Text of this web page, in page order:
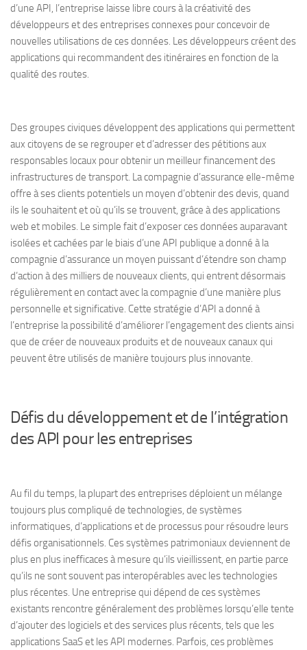
d’une API, l’entreprise laisse libre cours à la créativité des
développeurs et des entreprises connexes pour concevoir de
nouvelles utilisations de ces données. Les développeurs créent des
applications qui recommandent des itinéraires en fonction de la
qualité des routes.
Des groupes civiques développent des applications qui permettent
aux citoyens de se regrouper et d’adresser des pétitions aux
responsables locaux pour obtenir un meilleur financement des
infrastructures de transport. La compagnie d’assurance elle-même
offre à ses clients potentiels un moyen d’obtenir des devis, quand
ils le souhaitent et où qu’ils se trouvent, grâce à des applications
web et mobiles. Le simple fait d’exposer ces données auparavant
isolées et cachées par le biais d’une API publique a donné à la
compagnie d’assurance un moyen puissant d’étendre son champ
d’action à des milliers de nouveaux clients, qui entrent désormais
régulièrement en contact avec la compagnie d’une manière plus
personnelle et significative. Cette stratégie d’API a donné à
l’entreprise la possibilité d’améliorer l’engagement des clients ainsi
que de créer de nouveaux produits et de nouveaux canaux qui
peuvent être utilisés de manière toujours plus innovante.
Défis du développement et de l’intégration
des API pour les entreprises
Au fil du temps, la plupart des entreprises déploient un mélange
toujours plus compliqué de technologies, de systèmes
informatiques, d’applications et de processus pour résoudre leurs
défis organisationnels. Ces systèmes patrimoniaux deviennent de
plus en plus inefficaces à mesure qu’ils vieillissent, en partie parce
qu’ils ne sont souvent pas interopérables avec les technologies
plus récentes. Une entreprise qui dépend de ces systèmes
existants rencontre généralement des problèmes lorsqu’elle tente
d’ajouter des logiciels et des services plus récents, tels que les
applications SaaS et les API modernes. Parfois, ces problèmes